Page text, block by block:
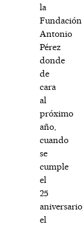
la
Fundación
Antonio
Pérez
donde
de
cara
al
próximo
año,
cuando
se
cumple
el
25
aniversario,
el